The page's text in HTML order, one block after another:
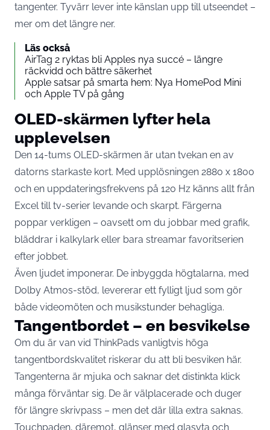
tangenter. Tyvärr lever inte känslan upp till utseendet –
mer om det längre ner.
Läs också
AirTag 2 ryktas bli Apples nya succé – längre
räckvidd och bättre säkerhet
Apple satsar på smarta hem: Nya HomePod Mini
och Apple TV på gång
OLED-skärmen lyfter hela
upplevelsen
Den 14-tums OLED-skärmen är utan tvekan en av
datorns starkaste kort. Med upplösningen 2880 x 1800
och en uppdateringsfrekvens på 120 Hz känns allt från
Excel till tv-serier levande och skarpt. Färgerna
poppar verkligen – oavsett om du jobbar med grafik,
bläddrar i kalkylark eller bara streamar favoritserien
efter jobbet.
Även ljudet imponerar. De inbyggda högtalarna, med
Dolby Atmos-stöd, levererar ett fylligt ljud som gör
både videomöten och musikstunder behagliga.
Tangentbordet – en besvikelse
Om du är van vid ThinkPads vanligtvis höga
tangentbordskvalitet riskerar du att bli besviken här.
Tangenterna är mjuka och saknar det distinkta klick
många förväntar sig. De är välplacerade och duger
för längre skrivpass – men det där lilla extra saknas.
Touchpaden, däremot, glänser med glasyta och